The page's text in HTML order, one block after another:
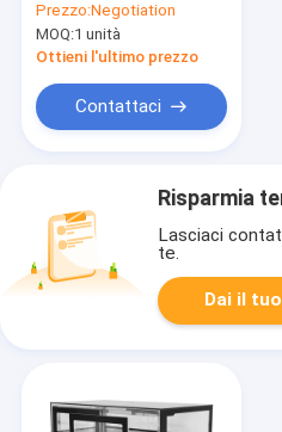
cioccolato di grado
2-8 due strati del
tipo del cassetto
Prezzo:Negotiation
MOQ:1 unità
Ottieni l'ultimo prezzo
Contattaci
Risparmia
Lasciaci
te.
Dai il